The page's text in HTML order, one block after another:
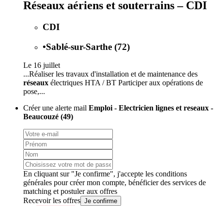
Réseaux aériens et souterrains – CDI
CDI
•Sablé-sur-Sarthe (72)
Le 16 juillet
...Réaliser les travaux d'installation et de maintenance des
réseaux électriques HTA / BT Participer aux opérations de
pose,...
Créer une alerte mail Emploi - Electricien lignes et reseaux -
Beaucouzé (49)
En cliquant sur "Je confirme", j'accepte les conditions
générales pour créer mon compte, bénéficier des services de
matching et postuler aux offres
Recevoir les offres Je confirme